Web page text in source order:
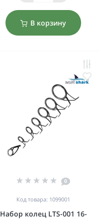
В корзину
0
Код товара: 1099001
Набор колец LTS-001 16-